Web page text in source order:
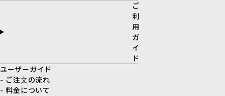
ご
利
用
ガ
イ
ド
ユーザーガイド
- ご注文の流れ
- 料金について